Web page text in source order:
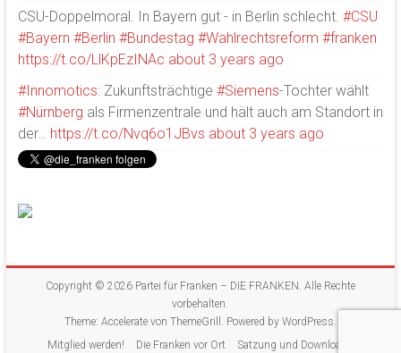
CSU-Doppelmoral. In Bayern gut - in Berlin schlecht. #CSU
#Bayern #Berlin #Bundestag #Wahlrechtsreform #franken
https://t.co/LlKpEzINAc about 3 years ago
#Innomotics: Zukunftsträchtige #Siemens-Tochter wählt
#Nürnberg als Firmenzentrale und hält auch am Standort in
der… https://t.co/Nvq6o1JBvs about 3 years ago
Copyright © 2026 Partei für Franken – DIE FRANKEN . Alle Rechte
vorbehalten.
Theme: Acceleratevon ThemeGrill. Powered by WordPress.
Mitglied werden!
Die Franken vor Ort Satzung und Downloads